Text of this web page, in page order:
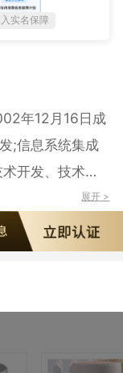
实名保障
年12月16日成
;信息系统集成
开发、技术服
务;计算机批发;计
设备及配套设
软件零售;货物进
;
展开 >